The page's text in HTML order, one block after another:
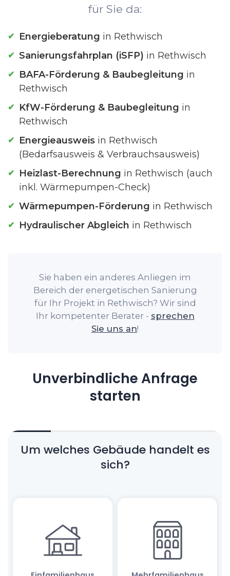
für Sie da:
Energieberatung in Rethwisch
Sanierungsfahrplan (iSFP) in Rethwisch
BAFA-Förderung & Baubegleitung in
Rethwisch
KfW-Förderung & Baubegleitung in
Rethwisch
Energieausweis in Rethwisch
(Bedarfsausweis & Verbrauchsausweis)
Heizlast-Berechnung in Rethwisch (auch
inkl. Wärmepumpen-Check)
Wärmepumpen-Förderung in Rethwisch
Hydraulischer Abgleich in Rethwisch
Sie haben ein anderes Anliegen im
Bereich der energetischen Sanierung
für Ihr Projekt in Rethwisch? Wir sind
Ihr kompetenter Berater - sprechen
Sie uns an!
Unverbindliche Anfrage
starten